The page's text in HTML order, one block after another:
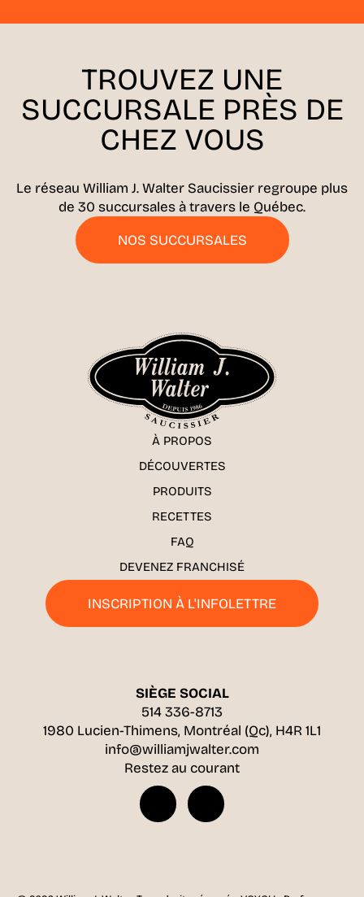
TROUVEZ UNE
SUCCURSALE PRÈS DE
CHEZ VOUS
Le réseau William J. Walter Saucissier regroupe plus
de 30 succursales à travers le Québec.
NOS SUCCURSALES
À PROPOS
DÉCOUVERTES
PRODUITS
RECETTES
FAQ
DEVENEZ FRANCHISÉ
INSCRIPTION À L'INFOLETTRE
SIÈGE SOCIAL
514 336-8713
1980 Lucien-Thimens, Montréal (Qc), H4R 1L1
info@williamjwalter.com
Restez au courant